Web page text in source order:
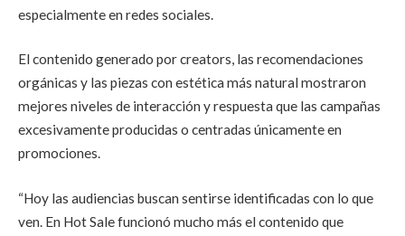
especialmente en redes sociales.
El contenido generado por creators, las recomendaciones
orgánicas y las piezas con estética más natural mostraron
mejores niveles de interacción y respuesta que las campañas
excesivamente producidas o centradas únicamente en
promociones.
“Hoy las audiencias buscan sentirse identificadas con lo que
ven. En Hot Sale funcionó mucho más el contenido que